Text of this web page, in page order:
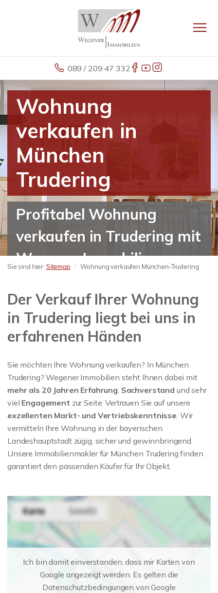
089 / 209 47 332
Wohnung
verkaufen in
München
Trudering
Profitabel Wohnung
verkaufen in Trudering mit
Wegener Immobilien
Sie sind hier: Sitemap Wohnung verkaufen München-Trudering
Der Verkauf Ihrer Wohnung
in Trudering liegt bei uns in
erfahrenen Händen
Sie möchten Ihre Wohnung verkaufen? In München
Trudering? Wegener Immobilien steht Ihnen dabei mit
mehr als 20 Jahren Erfahrung, Sachverstand und sehr
viel Engagement zur Seite. Vertrauen Sie auf unsere
exzellenten Markt- und Vertriebskenntnisse. Wir
vermitteln Ihre Wohnung in der bayerischen
Landeshauptstadt zügig, sicher und gewinnbringend.
Unsere Immobilienmakler für München Trudering finden
garantiert den passenden Käufer für Ihr Objekt.
Ich bin damit einverstanden, dass mir Karten von
Google angezeigt werden. Es gelten die
Datenschutzbedingungen von Google